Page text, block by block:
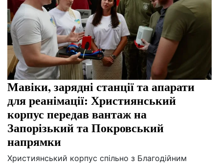
Мавіки, зарядні станції та апарати
для реанімації: Християнський
корпус передав вантаж на
Запорізький та Покровський
напрямки
Християнський корпус спільно з Благодійним